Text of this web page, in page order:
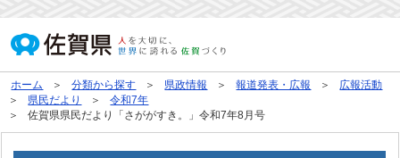
ホーム 分類から探す 県政情報 報道発表・広報
広報活動
県民だより
令和7年
佐賀県県民だより「さががすき。」令和7年8月号